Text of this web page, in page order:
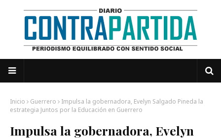
Inicio Guerrero
Impulsa la gobernadora, Evelyn Salgado Pineda la
estrategia Juntos por la Educación en Guerrero
Impulsa la gobernadora, Evelyn